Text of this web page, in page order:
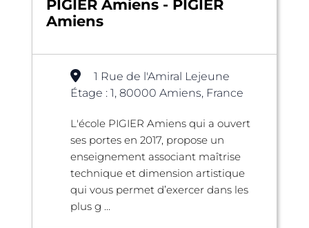
PIGIER Amiens - PIGIER
Amiens
1 Rue de l'Amiral Lejeune
Étage : 1, 80000 Amiens, France
L'école PIGIER Amiens qui a ouvert
ses portes en 2017, propose un
enseignement associant maîtrise
technique et dimension artistique
qui vous permet d’exercer dans les
plus g ...